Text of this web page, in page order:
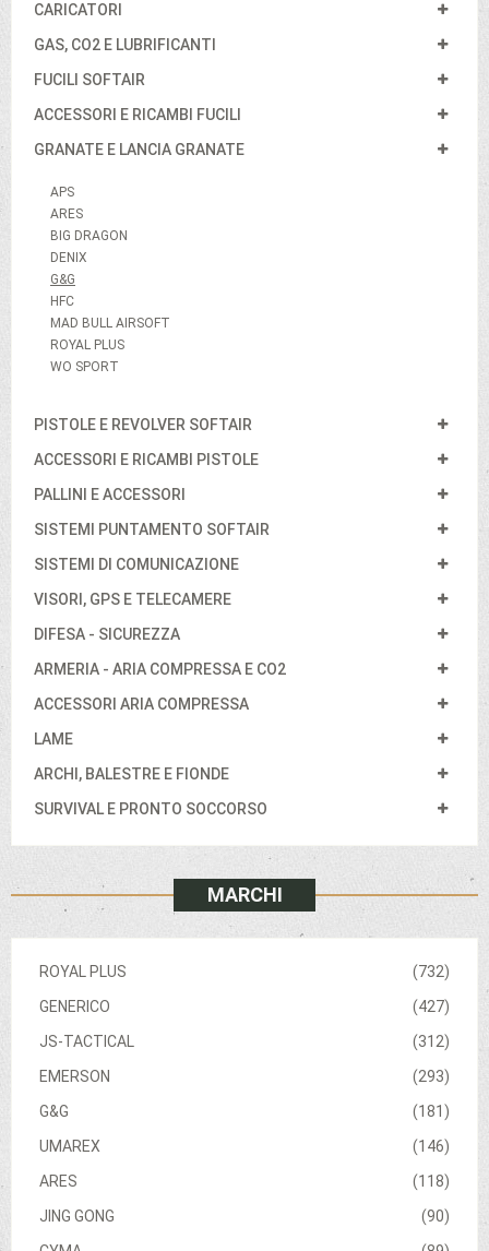
CARICATORI
GAS, CO2 E LUBRIFICANTI
FUCILI SOFTAIR
ACCESSORI E RICAMBI FUCILI
GRANATE E LANCIA GRANATE
APS
ARES
BIG DRAGON
DENIX
G&G
HFC
MAD BULL AIRSOFT
ROYAL PLUS
WO SPORT
PISTOLE E REVOLVER SOFTAIR
ACCESSORI E RICAMBI PISTOLE
PALLINI E ACCESSORI
SISTEMI PUNTAMENTO SOFTAIR
SISTEMI DI COMUNICAZIONE
VISORI, GPS E TELECAMERE
DIFESA - SICUREZZA
ARMERIA - ARIA COMPRESSA E CO2
ACCESSORI ARIA COMPRESSA
LAME
ARCHI, BALESTRE E FIONDE
SURVIVAL E PRONTO SOCCORSO
MARCHI
(732)
ROYAL PLUS
(427)
GENERICO
(312)
JS-TACTICAL
(293)
EMERSON
(181)
G&G
(146)
UMAREX
(118)
ARES
(90)
JING GONG